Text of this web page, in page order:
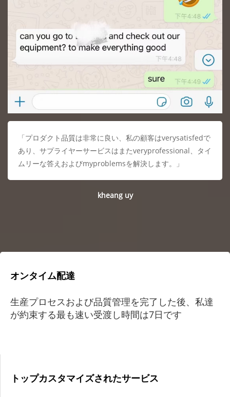
「プロダクト品質は非常に良い、私の顧客はverysatisfedで
あり、サプライヤーサービスはまたveryprofessional、タイ
ムリーな答えおよびmyproblemsを解決します。」
kheang uy
オンタイム配達
生産プロセスおよび品質管理を完了した後、私達
が約束する最も速い受渡し時間は7日です
トップカスタマイズされたサービス